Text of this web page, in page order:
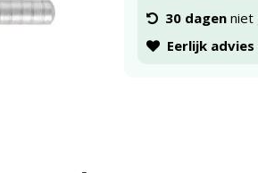
30 dagenniet
Eerlijk advies